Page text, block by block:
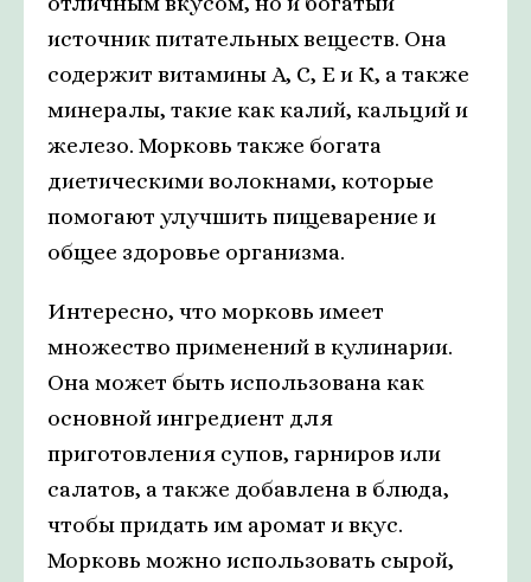
источник питательных веществ. Она
содержит витамины А, С, Е и К, а также
минералы, такие как калий, кальций и
железо. Морковь также богата
диетическими волокнами, которые
помогают улучшить пищеварение и
общее здоровье организма.
Интересно, что морковь имеет
множество применений в кулинарии.
Она может быть использована как
основной ингредиент для
приготовления супов, гарниров или
салатов, а также добавлена в блюда,
чтобы придать им аромат и вкус.
Морковь можно использовать сырой,